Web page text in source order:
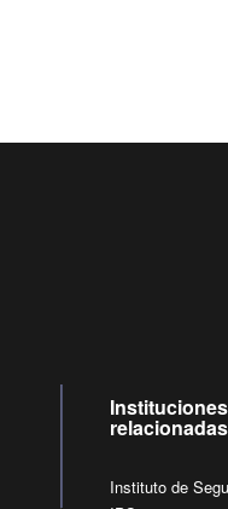
Instituciones
Instituto de